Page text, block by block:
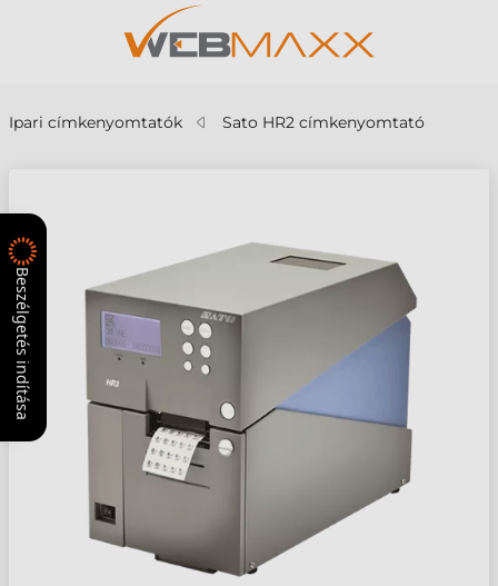
Ipari címkenyomtatók Sato HR2 címkenyomtató
Beszélgetés indítása